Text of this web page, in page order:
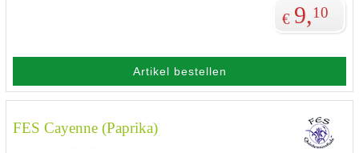
€ 9,10
Artikel bestellen
FES Cayenne (Paprika)